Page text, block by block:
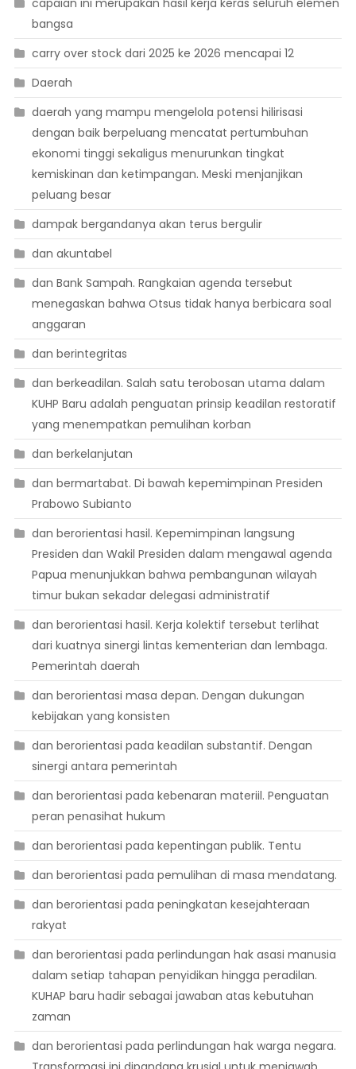
capaian ini merupakan hasil kerja keras seluruh elemen
bangsa
carry over stock dari 2025 ke 2026 mencapai 12
Daerah
daerah yang mampu mengelola potensi hilirisasi
dengan baik berpeluang mencatat pertumbuhan
ekonomi tinggi sekaligus menurunkan tingkat
kemiskinan dan ketimpangan. Meski menjanjikan
peluang besar
dampak bergandanya akan terus bergulir
dan akuntabel
dan Bank Sampah. Rangkaian agenda tersebut
menegaskan bahwa Otsus tidak hanya berbicara soal
anggaran
dan berintegritas
dan berkeadilan. Salah satu terobosan utama dalam
KUHP Baru adalah penguatan prinsip keadilan restoratif
yang menempatkan pemulihan korban
dan berkelanjutan
dan bermartabat. Di bawah kepemimpinan Presiden
Prabowo Subianto
dan berorientasi hasil. Kepemimpinan langsung
Presiden dan Wakil Presiden dalam mengawal agenda
Papua menunjukkan bahwa pembangunan wilayah
timur bukan sekadar delegasi administratif
dan berorientasi hasil. Kerja kolektif tersebut terlihat
dari kuatnya sinergi lintas kementerian dan lembaga.
Pemerintah daerah
dan berorientasi masa depan. Dengan dukungan
kebijakan yang konsisten
dan berorientasi pada keadilan substantif. Dengan
sinergi antara pemerintah
dan berorientasi pada kebenaran materiil. Penguatan
peran penasihat hukum
dan berorientasi pada kepentingan publik. Tentu
dan berorientasi pada pemulihan di masa mendatang.
dan berorientasi pada peningkatan kesejahteraan
rakyat
dan berorientasi pada perlindungan hak asasi manusia
dalam setiap tahapan penyidikan hingga peradilan.
KUHAP baru hadir sebagai jawaban atas kebutuhan
zaman
dan berorientasi pada perlindungan hak warga negara.